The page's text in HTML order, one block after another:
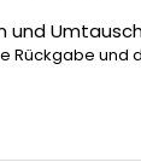
und
Rückgabe und